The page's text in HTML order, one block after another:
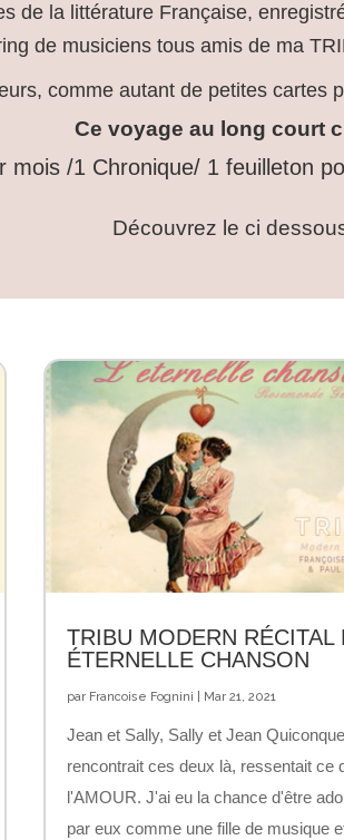
de la littérature Française,
de musiciens tous amis de ma
comme autant de petites
Ce voyage au long court
mois /1 Chronique/ 1 feuilleton
Découvrez le ci
TRIBU MODERN RÉCITAL
ÉTERNELLE CHANSON
par Francoise Fognini Mar 21, 2021
Jean et Sally, Sally et Jean Quiconque
rencontrait ces deux là, ressentait ce
l'AMOUR. J'ai eu la chance d'être
par eux comme une fille de musique